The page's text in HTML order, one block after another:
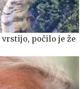
počilo je že